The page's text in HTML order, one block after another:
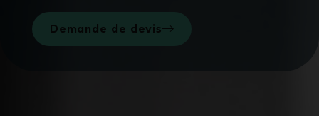
Demande de devis